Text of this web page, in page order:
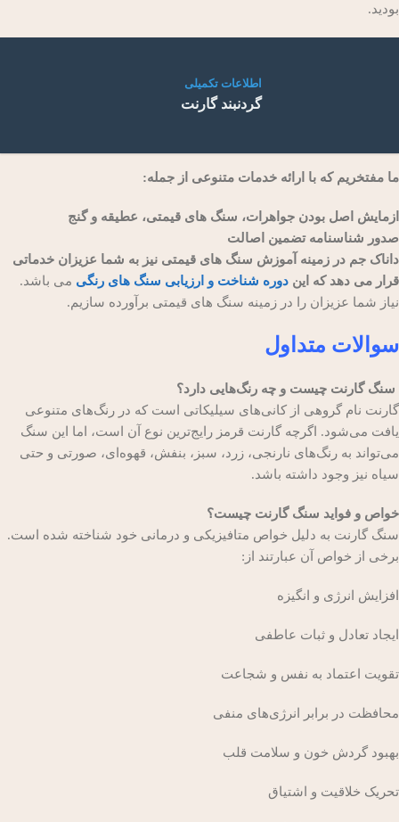
بودید.
اطلاعات تکمیلی
گردنبند گارنت
ما مفتخریم که با ارائه خدمات متنوعی از جمله:
ازمایش اصل بودن جواهرات، سنگ های قیمتی، عطیقه و گنج
صدور شناسنامه تضمین اصالت
داناک جم در زمینه آموزش سنگ های قیمتی نیز به شما عزیزان خدماتی
قرار می دهد که این دوره شناخت و ارزیابی سنگ های رنگی می باشد.
نیاز شما عزیزان را در زمینه سنگ های قیمتی برآورده سازیم.
سوالات متداول
سنگ گارنت چیست و چه رنگ‌هایی دارد؟
گارنت نام گروهی از کانی‌های سیلیکاتی است که در رنگ‌های متنوعی
یافت می‌شود. اگرچه گارنت قرمز رایج‌ترین نوع آن است، اما این سنگ
می‌تواند به رنگ‌های نارنجی، زرد، سبز، بنفش، قهوه‌ای، صورتی و حتی
سیاه نیز وجود داشته باشد.
خواص و فواید سنگ گارنت چیست؟
سنگ گارنت به دلیل خواص متافیزیکی و درمانی خود شناخته شده است.
برخی از خواص آن عبارتند از:
افزایش انرژی و انگیزه
ایجاد تعادل و ثبات عاطفی
تقویت اعتماد به نفس و شجاعت
محافظت در برابر انرژی‌های منفی
بهبود گردش خون و سلامت قلب
تحریک خلاقیت و اشتیاق